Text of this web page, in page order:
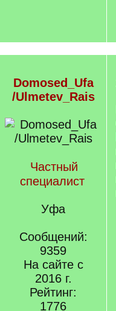
Domosed_Ufa
/Ulmetev_Rais
Частный
специалист
Уфа
Сообщений:
9359
На сайте с
2016 г.
Рейтинг:
1776